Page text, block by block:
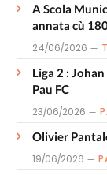
A Scola
annata cù
24/06/2026
Liga 2 :
Pau FC
23/06/2026
Olivier
19/06/2026